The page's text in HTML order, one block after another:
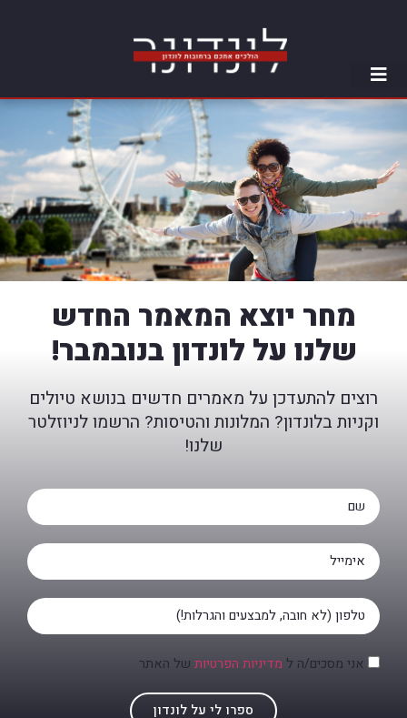
מחר יוצא המאמר החדש
שלנו על לונדון בנובמבר!
רוצים להתעדכן על מאמרים חדשים בנושא טיולים
וקניות בלונדון? המלונות והטיסות? הרשמו לניוזלטר
שלנו!
אני מסכים/ה ל מדיניות הפרטיות של האתר
ספרו לי על לונדון